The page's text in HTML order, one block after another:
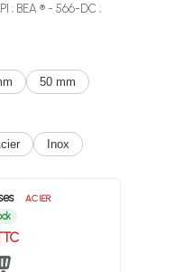
; BEA ® - 566-DC ;
50 mm
Inox
ACIER